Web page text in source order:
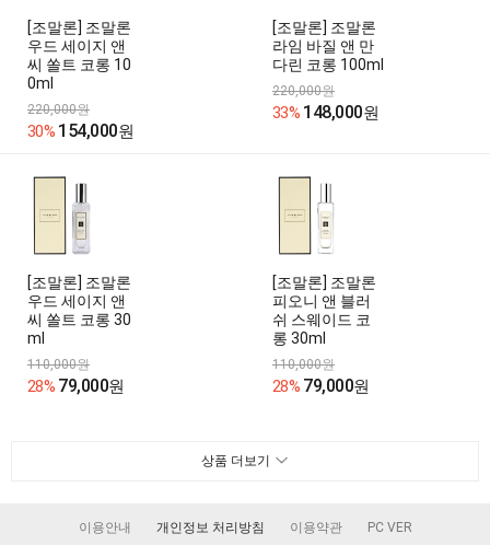
[조말론] 조말론
우드 세이지 앤
씨 쏠트 코롱 10
0ml
220,000원
30% 154,000원
[조말론] 조말론
라임 바질 앤 만
다린 코롱 100ml
220,000원
33% 148,000원
[조말론] 조말론
우드 세이지 앤
씨 쏠트 코롱 30
ml
110,000원
28% 79,000원
[조말론] 조말론
피오니 앤 블러
쉬 스웨이드 코
롱 30ml
110,000원
28% 79,000원
상품 더보기
이용안내 개인정보 처리방침 이용약관 PC VER